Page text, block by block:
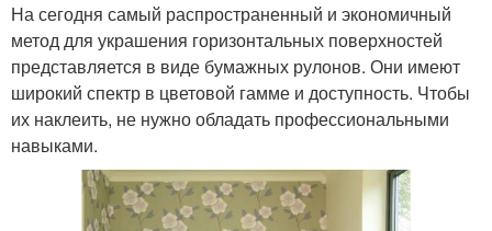
На сегодня самый распространенный и экономичный
метод для украшения горизонтальных поверхностей
представляется в виде бумажных рулонов. Они имеют
широкий спектр в цветовой гамме и доступность. Чтобы
их наклеить, не нужно обладать профессиональными
навыками.